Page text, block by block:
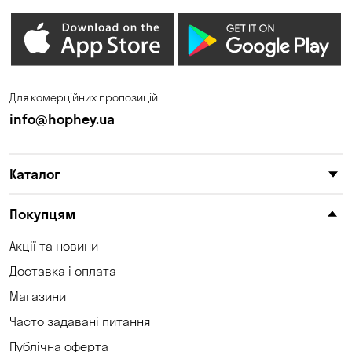
Дніпро Зазим’є
Кам'янське
Корсунці
Коцюбинське
Кривий Ріг
Для комерційних пропозицій
info@hophey.ua
Каталог
Покупцям
Акції та новини
Доставка і оплата
Магазини
Часто задавані питання
Публічна оферта